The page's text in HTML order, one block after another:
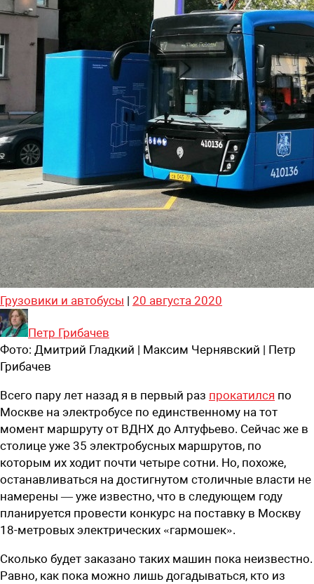
Грузовики и автобусы | 20 августа 2020
Петр Грибачев
Фото: Дмитрий Гладкий | Максим Чернявский | Петр
Грибачев
Всего пару лет назад я в первый раз прокатился по
Москве на электробусе по единственному на тот
момент маршруту от ВДНХ до Алтуфьево. Сейчас же в
столице уже 35 электробусных маршрутов, по
которым их ходит почти четыре сотни. Но, похоже,
останавливаться на достигнутом столичные власти не
намерены — уже известно, что в следующем году
планируется провести конкурс на поставку в Москву
18-метровых электрических «гармошек».
Сколько будет заказано таких машин пока неизвестно.
Равно, как пока можно лишь догадываться, кто из